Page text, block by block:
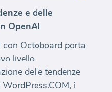
e delle
OpenAI
con Octoboard porta
livello.
delle tendenze
i